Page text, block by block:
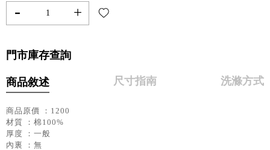
- +
門市庫存查詢
商品敘述 尺寸指南 洗滌方式
商品原價 ：1200
材質 ：棉100%
厚度 ：一般
內裏 ：無